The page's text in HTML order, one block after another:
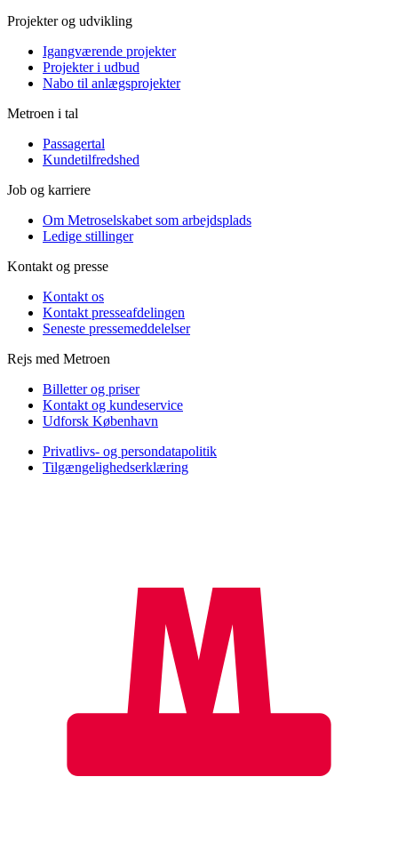
Projekter og udvikling
Igangværende projekter
Projekter i udbud
Nabo til anlægsprojekter
Metroen i tal
Passagertal
Kundetilfredshed
Job og karriere
Om Metroselskabet som arbejdsplads
Ledige stillinger
Kontakt og presse
Kontakt os
Kontakt presseafdelingen
Seneste pressemeddelelser
Rejs med Metroen
Billetter og priser
Kontakt og kundeservice
Udforsk København
Privatlivs- og persondatapolitik
Tilgængelighedserklæring